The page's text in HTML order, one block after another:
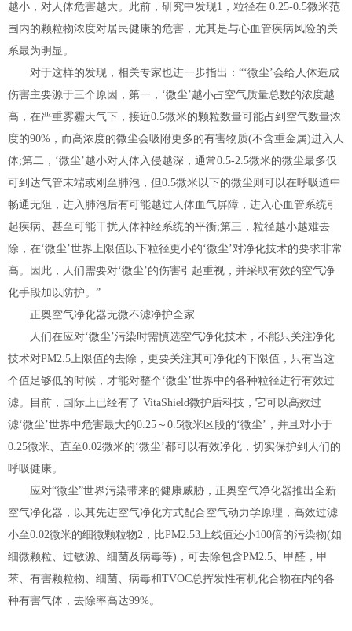
越小，对人体危害越大。此前，研究中发现1，粒径在 0.25-0.5微米范
围内的颗粒物浓度对居民健康的危害，尤其是与心血管疾病风险的关
系最为明显。
对于这样的发现，相关专家也进一步指出：“‘微尘’会给人体造成
伤害主要源于三个原因，第一，‘微尘’越小占空气质量总数的浓度越
高，在严重雾霾天气下，接近0.5微米的颗粒数量可能占到空气数量浓
度的90%，而高浓度的微尘会吸附更多的有害物质(不含重金属)进入人
体;第二，‘微尘’越小对人体入侵越深，通常0.5-2.5微米的微尘最多仅
可到达气管末端或刚至肺泡，但0.5微米以下的微尘则可以在呼吸道中
畅通无阻，进入肺泡后有可能越过人体血气屏障，进入心血管系统引
起疾病、甚至可能干扰人体神经系统的平衡;第三，粒径越小越难去
除，在‘微尘’世界上限值以下粒径更小的‘微尘’对净化技术的要求非常
高。因此，人们需要对‘微尘’的伤害引起重视，并采取有效的空气净
化手段加以防护。”
正奥空气净化器无微不滤净护全家
人们在应对‘微尘’污染时需慎选空气净化技术，不能只关注净化
技术对PM2.5上限值的去除，更要关注其可净化的下限值，只有当这
个值足够低的时候，才能对整个‘微尘’世界中的各种粒径进行有效过
滤。目前，国际上已经有了 VitaShield微护盾科技，它可以高效过
滤‘微尘’世界中危害最大的0.25～0.5微米区段的‘微尘’，并且对小于
0.25微米、直至0.02微米的‘微尘’都可以有效净化，切实保护到人们的
呼吸健康。
应对“微尘”世界污染带来的健康威胁，正奥空气净化器推出全新
空气净化器，以其先进空气净化方式配合空气动力学原理，高效过滤
小至0.02微米的细微颗粒物2，比PM2.53上线值还小100倍的污染物(如
细微颗粒、过敏源、细菌及病毒等)，可去除包含PM2.5、甲醛，甲
苯、有害颗粒物、细菌、病毒和TVOC总挥发性有机化合物在内的各
种有害气体，去除率高达99%。